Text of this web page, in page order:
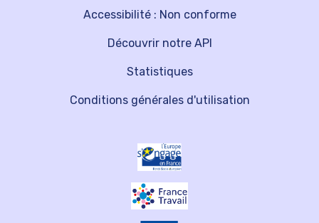
Découvrir notre API
Statistiques
Accessibilité : Non conforme
Conditions générales d'utilisation